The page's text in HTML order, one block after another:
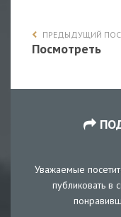
ПРЕДЫДУЩИЙ
Посмотреть
Уважаемые
публиковать в